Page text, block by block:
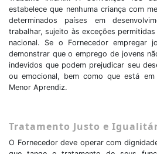
estabelece que nenhuma criança com
determinados países em
trabalhar, sujeito às exceções
nacional. Se o Fornecedor empregar
demonstrar que o emprego de jovens
indevidos que podem prejudicar seu
ou emocional, bem como que está
Menor Aprendiz.
Tratamento Justo e
O Fornecedor deve operar com